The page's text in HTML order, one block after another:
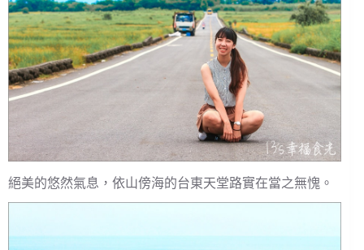
絕美的悠然氣息，依山傍海的台東天堂路實在當之無愧。